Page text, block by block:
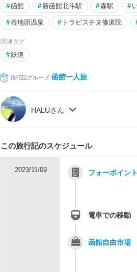
#函館 # 新函館北斗駅 #森駅 #
#谷地頭温泉 # トラピスチヌ修道院
関連タグ
#鉄道
旅行記グループ 函館一人旅
HALUさん
この旅行記のスケジュール
2023/11/09 フォーポイン
電車での移動
函館自由市場